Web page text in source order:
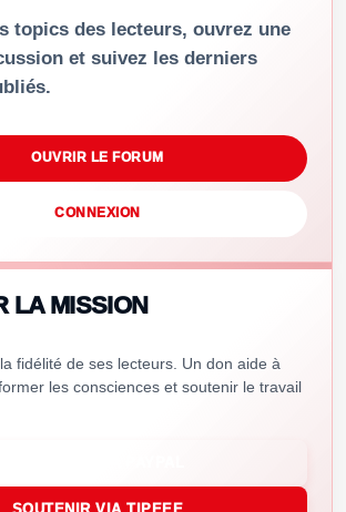
topics des lecteurs, ouvrez une
et suivez les derniers
OUVRIR LE FORUM
CONNEXION
LA MISSION
fidélité de ses lecteurs. Un don aide à
les consciences et soutenir le travail